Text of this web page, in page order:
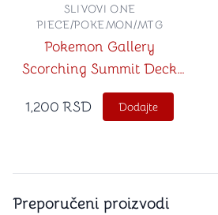
Pokemon Gallery
Scorching Summit Deck
Protector 65ct
SLIVOVI ONE
PIECE/POKEMON/MTG
1,200 RSD Dodajte
Preporučeni proizvodi